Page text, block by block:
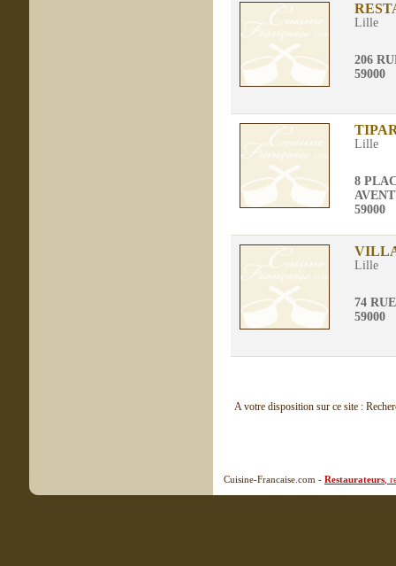
Lille
206
59000
Lille
8
59000
Lille
74
59000
A votre disposition sur ce site :
Cuisine-Francaise.com - Restaurateurs ,